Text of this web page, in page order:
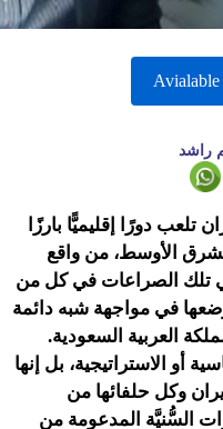
راشد
دورًا إقليميًّا بارزًا
الأوسط، من واقع
تلك الصراعات في كل من
وضعها في مواجهة شبه دائمة
العربية السعودية.
أو الاستراتيجية، بل إنها
وكل حلفائها من
السُّنيَّة المدعومة من